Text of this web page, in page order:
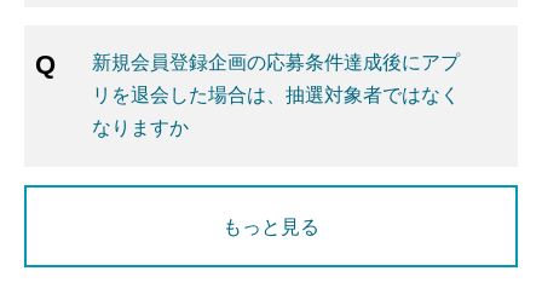
新規会員登録企画の応募条件達成後にアプ
リを退会した場合は、抽選対象者ではなく
なりますか
もっと見る